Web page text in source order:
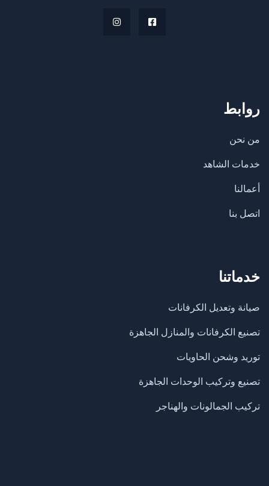
روابط
من نحن
خدمات الشاهد
أعمالنا
اتصل بنا
خدماتنا
صيانة وتعديل الكرفانات
تصنيع الكرفانات والمنازل الجاهزة
​توريد وشحن الحاويات
تصنيع وتركيب الوحدات الجاهزة
تركيب الجمالونات والهناجر